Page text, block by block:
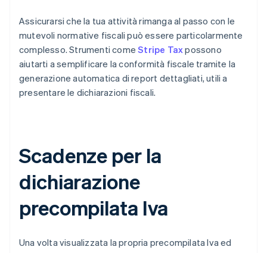
Assicurarsi che la tua attività rimanga al passo con le
mutevoli normative fiscali può essere particolarmente
complesso. Strumenti comeStripe Taxpossono
aiutarti a semplificare la conformità fiscale tramite la
generazione automatica di report dettagliati, utili a
presentare le dichiarazioni fiscali.
Scadenze per la
dichiarazione
precompilata Iva
Una volta visualizzata la propria precompilata Iva ed